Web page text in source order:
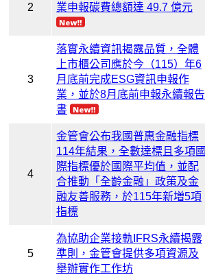
2
業申報碳費總額達 49.7 億元
3
落實永續資訊揭露品質，全體
上市櫃公司應於今（115）年6
月底前完成ESG資訊申報作
業，並於8月底前申報永續報告
書
4
金管會公布我國普惠金融指標
114年結果，全數達標且多項國
際指標優於國際平均值，並配
合推動「全齡金融」政策及金
融友善服務，於115年新増5項
指標
5
為協助企業接軌IFRS永續揭露
準則，金管會提供多項資源及
舉辦實作工作坊